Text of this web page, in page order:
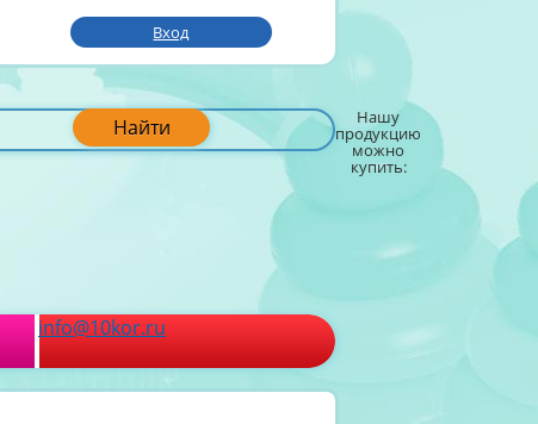
Вход
Найти Нашу
продукцию
можно
купить:
info@10kor.ru